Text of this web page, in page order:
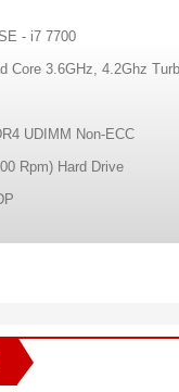
- i7 7700
Core 3.6GHz, 4.2Ghz
UDIMM Non-ECC
Rpm) Hard Drive